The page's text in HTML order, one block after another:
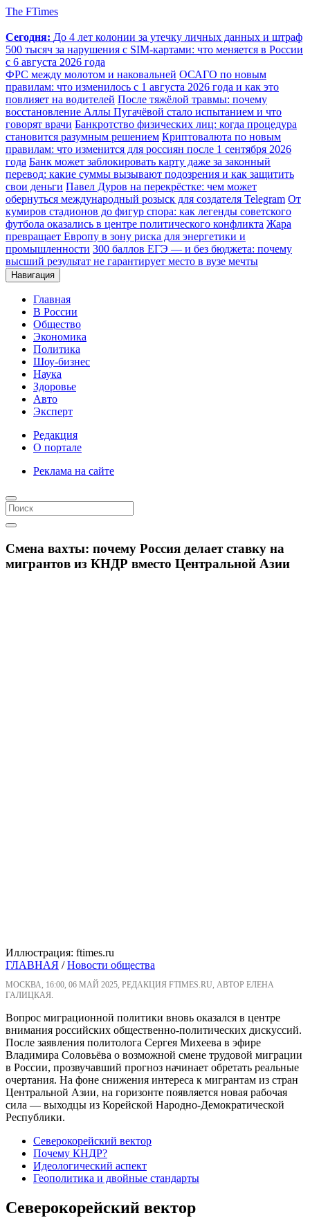
The FTimes
Сегодня: До 4 лет колонии за утечку личных данных и штраф
500 тысяч за нарушения с SIM-картами: что меняется в России
с 6 августа 2026 года
ФРС между молотом и наковальней ОСАГО по новым
правилам: что изменилось с 1 августа 2026 года и как это
повлияет на водителей После тяжёлой травмы: почему
восстановление Аллы Пугачёвой стало испытанием и что
говорят врачи Банкротство физических лиц: когда процедура
становится разумным решением Криптовалюта по новым
правилам: что изменится для россиян после 1 сентября 2026
года Банк может заблокировать карту даже за законный
перевод: какие суммы вызывают подозрения и как защитить
свои деньги Павел Дуров на перекрёстке: чем может
обернуться международный розыск для создателя Telegram От
кумиров стадионов до фигур спора: как легенды советского
футбола оказались в центре политического конфликта Жара
превращает Европу в зону риска для энергетики и
промышленности 300 баллов ЕГЭ — и без бюджета: почему
высший результат не гарантирует место в вузе мечты
Навигация
Главная
В России
Общество
Экономика
Политика
Шоу-бизнес
Наука
Здоровье
Авто
Эксперт
Редакция
О портале
Реклама на сайте
Смена вахты: почему Россия делает ставку на
мигрантов из КНДР вместо Центральной Азии
Иллюстрация: ftimes.ru
ГЛАВНАЯ /Новости общества
МОСКВА, 16:00, 06 МАЙ 2025, РЕДАКЦИЯ FTIMES.RU, АВТОР ЕЛЕНА
ГАЛИЦКАЯ.
Вопрос миграционной политики вновь оказался в центре
внимания российских общественно-политических дискуссий.
После заявления политолога Сергея Михеева в эфире
Владимира Соловьёва о возможной смене трудовой миграции
в России, прозвучавший прогноз начинает обретать реальные
очертания. На фоне снижения интереса к мигрантам из стран
Центральной Азии, на горизонте появляется новая рабочая
сила — выходцы из Корейской Народно-Демократической
Республики.
Северокорейский вектор
Почему КНДР?
Идеологический аспект
Геополитика и двойные стандарты
Северокорейский вектор